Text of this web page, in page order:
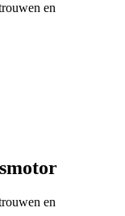
en
en